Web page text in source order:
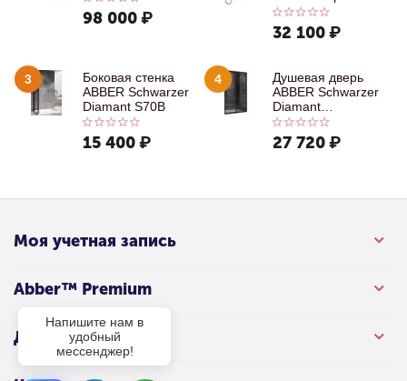
98 000 ₽
монтажа с
изливом, хром
32 100 ₽
3
Боковая стенка
ABBER Schwarzer
Diamant S70B
15 400 ₽
4
Душевая дверь
ABBER Schwarzer
Diamant
AG30100B
27 720 ₽
Моя учетная запись
Abber™ Premium
Для клиента
Напишите нам в
удобный
мессенджер!